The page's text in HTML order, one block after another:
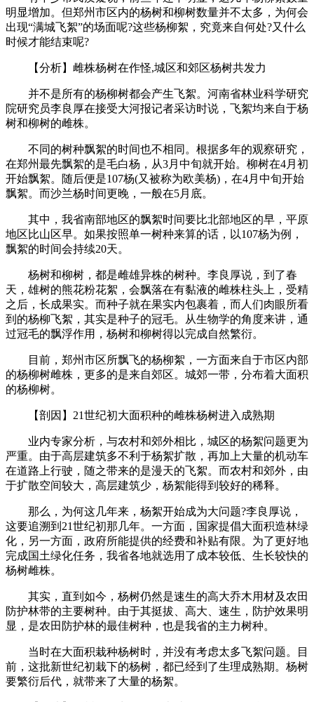
明显增加。但郑州市区内的杨树和柳树数量并不太多，为何会
出现“满城飞絮”的场面呢?这些杨柳絮，究竟来自何处?又什么
时候才能结束呢?
【分析】雌株杨树在作怪,城区和郊区杨树共发力
并不是所有的杨柳树都会产生飞絮。河南省林业科学研究
院研究员李良厚在接受大河报记者采访时说，飞絮均来自于杨
树和柳树的雌株。
不同的树种飘絮的时间也不相同。根据多年的观察研究，
在郑州最先飘絮的是毛白杨，从3月中旬就开始。柳树在4月初
开始飘絮。随后便是107杨(又被称为欧美杨)，在4月中旬开始
飘絮。而沙兰杨时间更晚，一般在5月底。
其中，我省南部地区的飘絮时间要比北部地区的早，平原
地区比山区早。如果按照单一树种来算的话，以107杨为例，
飘絮的时间会持续20天。
杨树和柳树，都是雌雄异株的树种。李良厚说，到了春
天，雄树的熊花粉花絮，会飘落在有黏液的雌株柱头上，受精
之后，长成果实。而种子就在果实内包裹着，而人们肉眼所看
到的杨柳飞絮，其实是种子的冠毛。从生物学的角度来讲，通
过冠毛的飘浮作用，杨树和柳树得以完成自然繁衍。
目前，郑州市区所飘飞的杨柳絮，一方面来自于市区内部
的杨柳树雌株，更多的是来自郊区。城郊一带，分布着大面积
的杨柳树。
【剖因】21世纪初大面积种的雌株杨树进入成熟期
业内专家分析，与农村和郊外相比，城区的杨絮问题更为
严重。由于高层建筑多不利于杨絮扩散，再加上大量的机动车
在道路上行驶，随之带来的是漫天的飞絮。而农村和郊外，由
于扩散空间较大，高层建筑少，杨絮能得到较好的稀释。
那么，为何这几年来，杨絮开始成为大问题?李良厚说，
这要追溯到21世纪初那几年。一方面，国家提倡大面积造林绿
化，另一方面，政府所能提供的经费和补贴有限。为了更好地
完成国土绿化任务，我省各地就选用了成本较低、生长较快的
杨树雌株。
其实，直到如今，杨树仍然是速生的高大乔木用材及农田
防护林带的主要树种。由于其挺拔、高大、速生，防护效果明
显，是农田防护林的最佳树种，也是我省的主力树种。
当时在大面积栽种杨树时，并没有考虑太多飞絮问题。目
前，这批新世纪初栽下的杨树，都已经到了生理成熟期。杨树
要繁衍后代，就带来了大量的杨絮。